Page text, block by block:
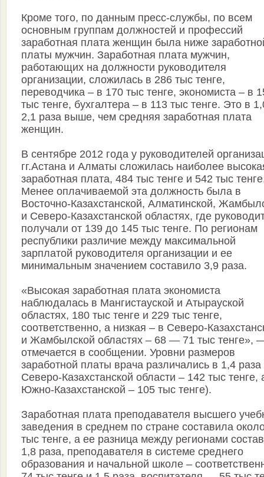
Кроме того, по данным пресс-службы, по всем
основным группам должностей и профессий
заработная плата женщин была ниже
платы мужчин. Заработная плата мужчин,
работающих на должности руководителя
организации, сложилась в 286 тыс тенге,
переводчика – в 170 тыс тенге, экономиста – в
тыс тенге, бухгалтера – в 113 тыс тенге. Это в
2,1 раза выше, чем средняя заработная плата
женщин.
В сентябре 2012 года у руководителей
гг.Астана и Алматы сложилась наиболее
заработная плата, 484 тыс тенге и 542 тыс
Менее оплачиваемой эта должность была в
Восточно-Казахстанской, Алматинской,
и Северо-Казахстанской областях, где
получали от 139 до 145 тыс тенге. По регионам
республики различие между максимальной
зарплатой руководителя организации и ее
минимальным значением составило 3,9 раза.
«Высокая заработная плата экономиста
наблюдалась в Мангистауской и Атырауской
областях, 180 тыс тенге и 229 тыс тенге,
соответственно, а низкая – в Северо-
и Жамбылской областях – 68 — 71 тыс тенге»,
отмечается в сообщении. Уровни размеров
заработной платы врача различались в 1,4 раза
Северо-Казахстанской области – 142 тыс тенге,
Южно-Казахстанской – 105 тыс тенге).
Заработная плата преподавателя высшего
заведения в среднем по стране составила
тыс тенге, а ее разница между регионами
1,8 раза, преподавателя в системе среднего
образования и начальной школе –